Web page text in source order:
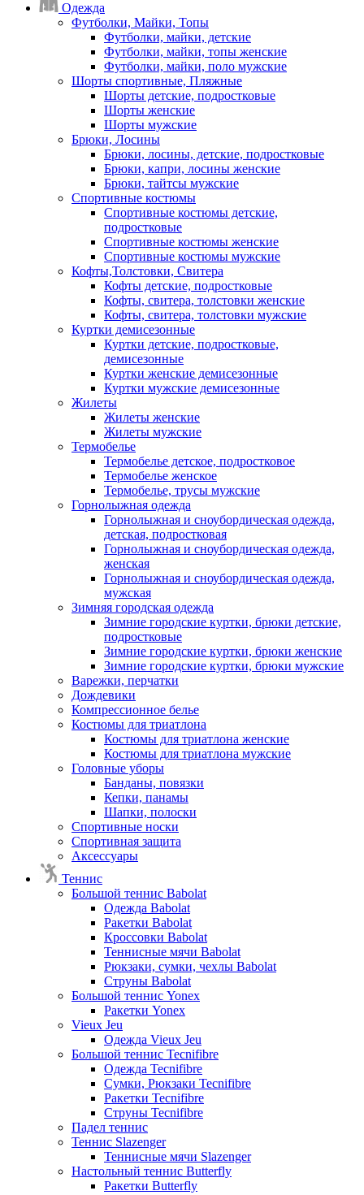
Одежда
Футболки, Майки, Топы
Футболки, майки, детские
Футболки, майки, топы женские
Футболки, майки, поло мужские
Шорты спортивные, Пляжные
Шорты детские, подростковые
Шорты женские
Шорты мужские
Брюки, Лосины
Брюки, лосины, детские, подростковые
Брюки, капри, лосины женские
Брюки, тайтсы мужские
Спортивные костюмы
Спортивные костюмы детские,
подростковые
Спортивные костюмы женские
Спортивные костюмы мужские
Кофты,Толстовки, Свитера
Кофты детские, подростковые
Кофты, свитера, толстовки женские
Кофты, свитера, толстовки мужские
Куртки демисезонные
Куртки детские, подростковые,
демисезонные
Куртки женские демисезонные
Куртки мужские демисезонные
Жилеты
Жилеты женские
Жилеты мужские
Термобелье
Термобелье детское, подростковое
Термобелье женское
Термобелье, трусы мужские
Горнолыжная одежда
Горнолыжная и сноубордическая одежда,
детская, подростковая
Горнолыжная и сноубордическая одежда,
женская
Горнолыжная и сноубордическая одежда,
мужская
Зимняя городская одежда
Зимние городские куртки, брюки детские,
подростковые
Зимние городские куртки, брюки женские
Зимние городские куртки, брюки мужские
Варежки, перчатки
Дождевики
Компрессионное белье
Костюмы для триатлона
Костюмы для триатлона женские
Костюмы для триатлона мужские
Головные уборы
Банданы, повязки
Кепки, панамы
Шапки, полоски
Спортивные носки
Спортивная защита
Аксессуары
Теннис
Большой теннис Babolat
Одежда Babolat
Ракетки Babolat
Кроссовки Babolat
Теннисные мячи Babolat
Рюкзаки, сумки, чехлы Babolat
Струны Babolat
Большой теннис Yonex
Ракетки Yonex
Vieux Jeu
Одежда Vieux Jeu
Большой теннис Tecnifibre
Одежда Tecnifibre
Сумки, Рюкзаки Tecnifibre
Ракетки Tecnifibre
Струны Tecnifibre
Падел теннис
Теннис Slazenger
Теннисные мячи Slazenger
Настольный теннис Butterfly
Ракетки Butterfly